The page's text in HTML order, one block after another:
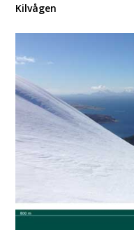
Kilvågen